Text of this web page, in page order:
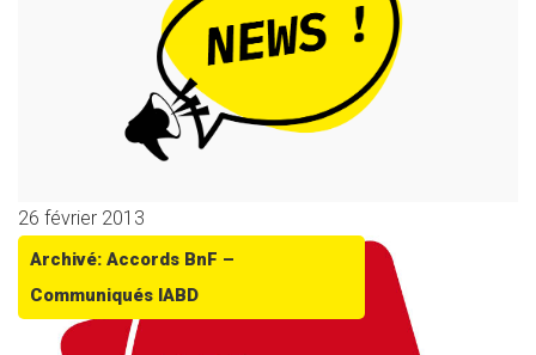
26 février 2013
Archivé: Accords BnF –
Communiqués IABD